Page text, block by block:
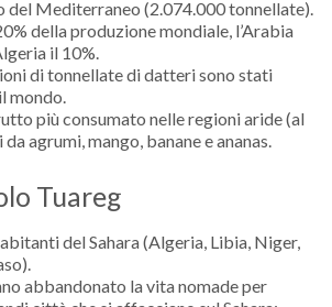
del Mediterraneo (2.074.000 tonnellate).
della produzione mondiale, l’Arabia
il 10%.
di tonnellate di datteri sono stati
mondo.
più consumato nelle regioni aride (al
agrumi, mango, banane e ananas.
Tuareg
del Sahara (Algeria, Libia, Niger,
abbandonato la vita nomade per